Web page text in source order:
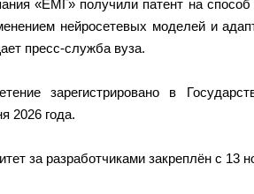
«ЕМГ» получили патент на способ
нейросетевых моделей и
пресс-служба вуза.
зарегистрировано в
2026 года.
за разработчиками закреплён с 13